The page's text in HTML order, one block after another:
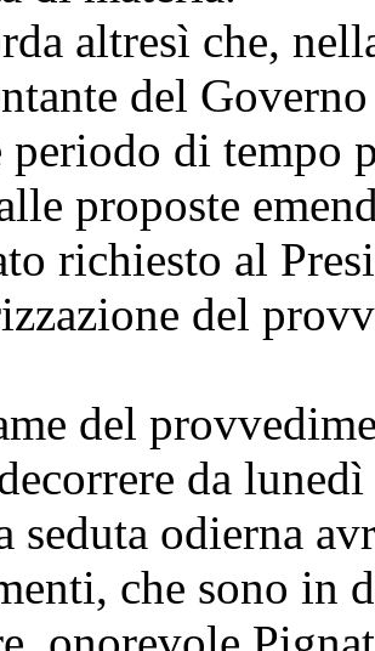
altresì che,
del
di tempo
proposte
richiesto al
del
del
da
odierna
che sono in